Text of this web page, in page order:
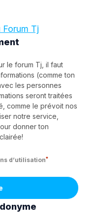
Forum Tj
le forum Tj, il faut
(comme ton
les personnes
seront traitées
comme le prévoit nos
notre service,
donner ton
d’utilisation*